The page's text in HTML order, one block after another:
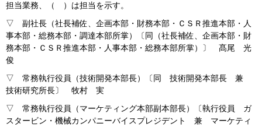
担当業務、（ ）は担当を示す。
▽ 副社長（社長補佐、企画本部・財務本部・ＣＳＲ推進本部・人
事本部・総務本部・調達本部所掌）〔同（社長補佐、企画本部・財
務本部・ＣＳＲ推進本部・人事本部・総務本部所掌）〕 髙尾 光
俊
▽ 常務執行役員（技術開発本部長）〔同 技術開発本部長 兼
技術研究所長〕 牧村 実
▽ 常務執行役員（マーケティング本部副本部長）〔執行役員 ガ
スタービン・機械カンパニーバイスプレジデント 兼 マーケティ